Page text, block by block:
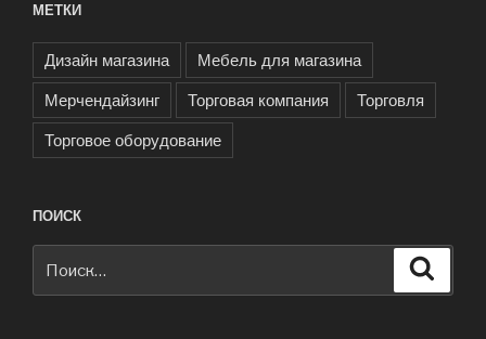
МЕТКИ
Дизайн магазина
Мебель для магазина
Мерчендайзинг
Торговая компания
Торговля
Торговое оборудование
ПОИСК